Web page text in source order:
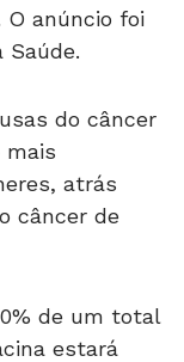
Saúde.
mais
atrás
câncer de
estará
da rede